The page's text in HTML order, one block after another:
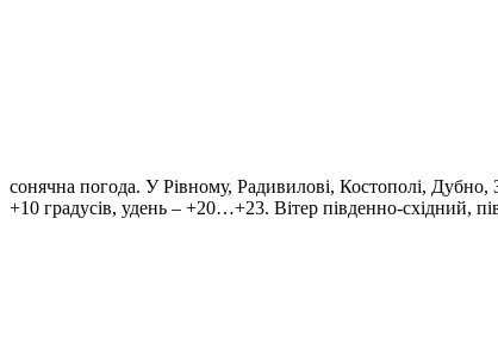
сонячна погода. У Рівному, Радивилові, Костополі, Дубно,
+10 градусів, удень – +20…+23. Вітер південно-східний,